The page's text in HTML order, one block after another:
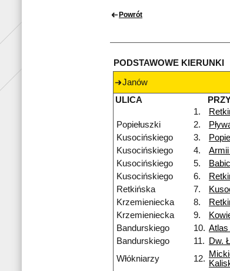
Powrót
PODSTAWOWE KIERUNKI
Janów
ULICA
1.
Popiełuszki
2.
Kusocińskiego
3.
Kusocińskiego
4.
Kusocińskiego
5.
Kusocińskiego
6.
Retkińska
7.
Krzemieniecka
8.
Krzemieniecka
9.
Bandurskiego
10. Atlas
Bandurskiego
11. Dw.
Włókniarzy
12.